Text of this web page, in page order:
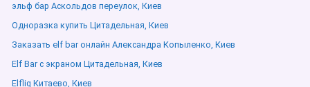
эльф бар Аскольдов переулок, Киев
Одноразка купить Цитадельная, Киев
Заказать elf bar онлайн Александра Копыленко, Киев
Elf Bar с экраном Цитадельная, Киев
Elfliq Китаево, Киев